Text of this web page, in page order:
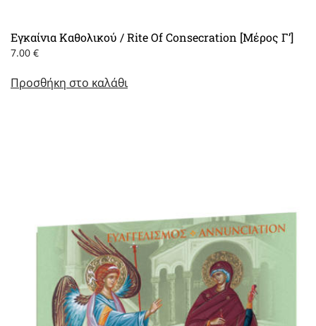
Εγκαίνια Καθολικού / Rite Of Consecration [Μέρος Γ’]
7.00 €
Προσθήκη στο καλάθι